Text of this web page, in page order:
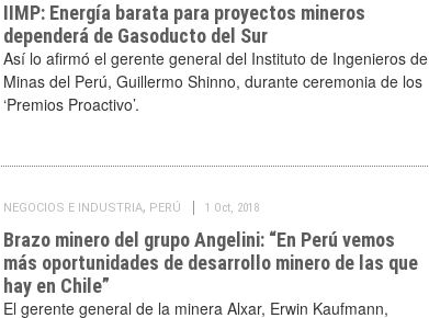
IIMP: Energía barata para proyectos mineros
dependerá de Gasoducto del Sur
Así lo afirmó el gerente general del Instituto de Ingenieros de
Minas del Perú, Guillermo Shinno, durante ceremonia de los
‘Premios Proactivo’.
NEGOCIOS E INDUSTRIA, PERÚ 1 Oct, 2018
Brazo minero del grupo Angelini: “En Perú vemos
más oportunidades de desarrollo minero de las que
hay en Chile”
El gerente general de la minera Alxar, Erwin Kaufmann,